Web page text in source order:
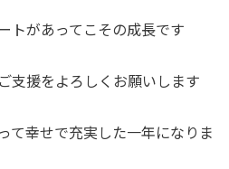
トがあってこその成長です
支援をよろしくお願いします
て幸せで充実した一年になりま